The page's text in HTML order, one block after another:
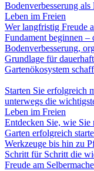
Bodenverbesserung
Leben im Freien
Wer langfristig Freude
Fundament beginnen
Bodenverbesserung,
Grundlage für
Gartenökosystem
Starten Sie erfolgreich
unterwegs die
Leben im Freien
Entdecken Sie, wie
Garten erfolgreich
Werkzeuge bis hin zu
Schritt für Schritt die
Freude am